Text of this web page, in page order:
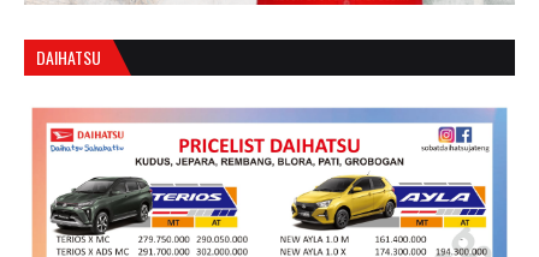
DAIHATSU